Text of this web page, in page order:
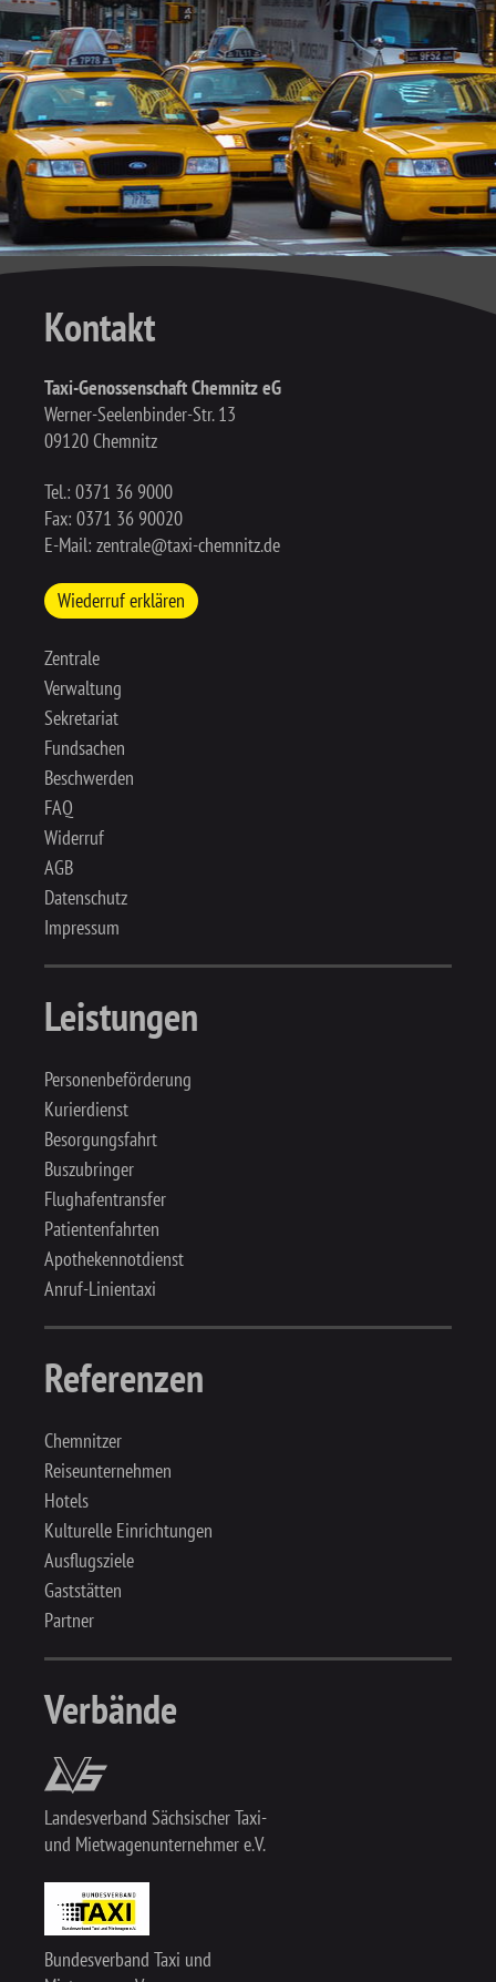
Kontakt
Taxi-Genossenschaft Chemnitz eG
Werner-Seelenbinder-Str. 13
09120 Chemnitz
Tel.: 0371 36 9000
Fax: 0371 36 90020
E-Mail: zentrale@taxi-chemnitz.de
Wiederruf erklären
Zentrale
Verwaltung
Sekretariat
Fundsachen
Beschwerden
FAQ
Widerruf
AGB
Datenschutz
Impressum
Leistungen
Personenbeförderung
Kurierdienst
Besorgungsfahrt
Buszubringer
Flughafentransfer
Patientenfahrten
Apothekennotdienst
Anruf-Linientaxi
Referenzen
Chemnitzer
Reiseunternehmen
Hotels
Kulturelle Einrichtungen
Ausflugsziele
Gaststätten
Partner
Verbände
Landesverband Sächsischer Taxi-
und Mietwagenunternehmer e.V.
Bundesverband Taxi und